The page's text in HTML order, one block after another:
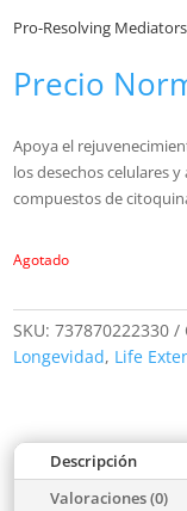
Pro-Resolving
Precio
Apoya el
los desechos celulares
compuestos de
Agotado
SKU:737870222330
Longevidad, Life
Descripción
Valoraciones (0)